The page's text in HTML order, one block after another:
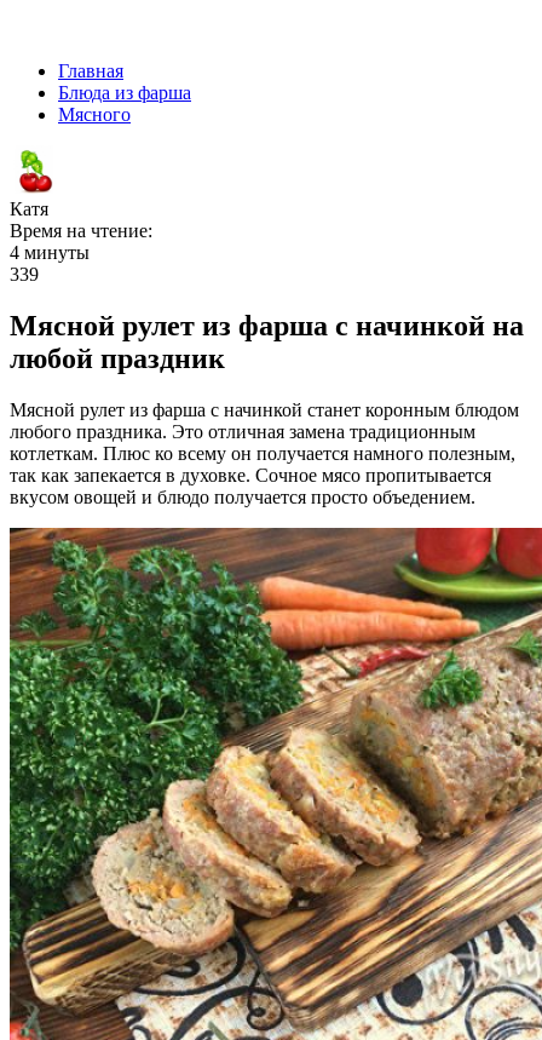
Главная
Блюда из фарша
Мясного
Катя
Время на чтение:
4 минуты
339
Мясной рулет из фарша с начинкой на
любой праздник
Мясной рулет из фарша с начинкой станет коронным блюдом
любого праздника. Это отличная замена традиционным
котлеткам. Плюс ко всему он получается намного полезным,
так как запекается в духовке. Сочное мясо пропитывается
вкусом овощей и блюдо получается просто объедением.